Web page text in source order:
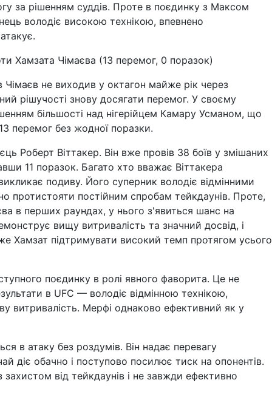
за рішенням суддів. Проте в поєдинку з Максом
володіє високою технікою, впевнено
Хамзата Чімаєва (13 перемог, 0 поразок)
не виходив у октагон майже рік через
рішучості знову досягати перемог. У своєму
більшості над нігерійцем Камару Усманом, що
перемог без жодної поразки.
Роберт Віттакер. Він вже провів 38 боїв у змішаних
11 поразок. Багато хто вважає Віттакера
подиву. Його суперник володіє відмінними
протистояти постійним спробам тейкдаунів. Проте,
в перших раундах, у нього з'явиться шанс на
вищу витривалість та значний досвід, і
Хамзат підтримувати високий темп протягом усього
поєдинку в ролі явного фаворита. Це не
в UFC — володіє відмінною технікою,
витривалість. Мерфі однаково ефективний як у
в атаку без роздумів. Він надає перевагу
діє обачно і поступово посилює тиск на опонентів.
від тейкдаунів і не завжди ефективно